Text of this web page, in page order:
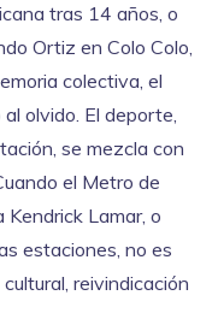
tras 14 años, o
Ortiz en Colo Colo,
colectiva, el
olvido. El deporte,
, se mezcla con
el Metro de
Lamar, o
estaciones, no es
reivindicación